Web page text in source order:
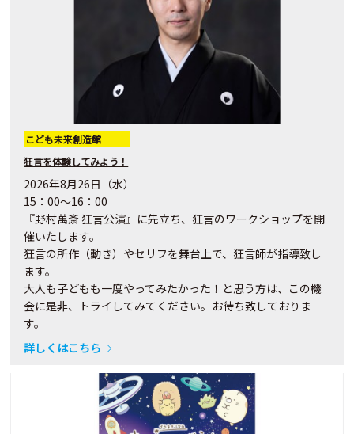
こども未来創造館
狂言を体験してみよう！
2026年8月26日（水）
15：00～16：00
『野村萬斎 狂言公演』に先立ち、狂言のワークショップを開
催いたします。
狂言の所作（動き）やセリフを舞台上で、狂言師が指導致し
ます。
大人も子どもも一度やってみたかった！と思う方は、この機
会に是非、トライしてみてください。お待ち致しておりま
す。
詳しくはこちら